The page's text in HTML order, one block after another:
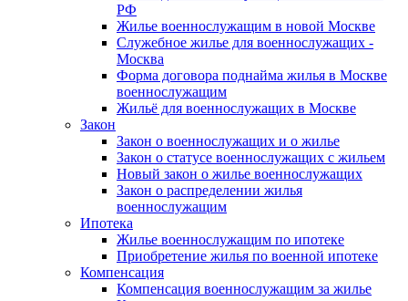
РФ
Жилье военнослужащим в новой Москве
Служебное жилье для военнослужащих -
Москва
Форма договора поднайма жилья в Москве
военнослужащим
Жильё для военнослужащих в Москве
Закон
Закон о военнослужащих и о жилье
Закон о статусе военнослужащих с жильем
Новый закон о жилье военнослужащих
Закон о распределении жилья
военнослужащим
Ипотека
Жилье военнослужащим по ипотеке
Приобретение жилья по военной ипотеке
Компенсация
Компенсация военнослужащим за жилье